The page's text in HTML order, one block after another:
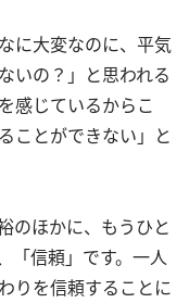
に大変なのに、平気
いの？」と思われる
感じているからこ
ことができない」と
のほかに、もうひと
「信頼」です。一人
りを信頼することに